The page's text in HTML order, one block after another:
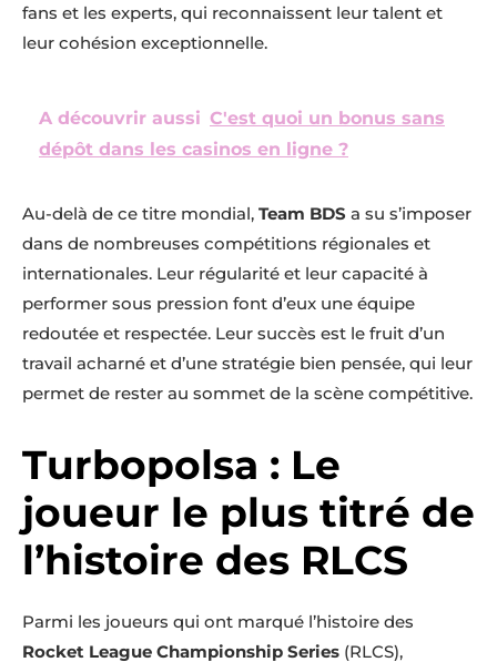
fans et les experts, qui reconnaissent leur talent et
leur cohésion exceptionnelle.
A découvrir aussi C'est quoi un bonus sans
dépôt dans les casinos en ligne ?
Au-delà de ce titre mondial, Team BDS a su s’imposer
dans de nombreuses compétitions régionales et
internationales. Leur régularité et leur capacité à
performer sous pression font d’eux une équipe
redoutée et respectée. Leur succès est le fruit d’un
travail acharné et d’une stratégie bien pensée, qui leur
permet de rester au sommet de la scène compétitive.
Turbopolsa : Le
joueur le plus titré de
l’histoire des RLCS
Parmi les joueurs qui ont marqué l’histoire des
Rocket League Championship Series (RLCS),